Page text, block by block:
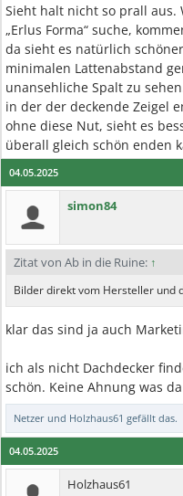
Sieht halt nicht so prall aus.
„Erlus Forma“ suche,
da sieht es natürlich
minimalen Lattenabstand
unansehliche Spalt zu
in der der deckende Zeigel
ohne diese Nut, sieht es
überall gleich schön enden
04.05.2025
simon84
Zitat von Ab in die Ruine: ↑
Bilder direkt vom Hersteller und
klar das sind ja auch
ich als nicht Dachdecker
schön. Keine Ahnung was
Netzer und Holzhaus61 gefällt das.
04.05.2025
Holzhaus61